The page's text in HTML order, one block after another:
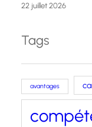
22 juillet 2026
Tags
avantages